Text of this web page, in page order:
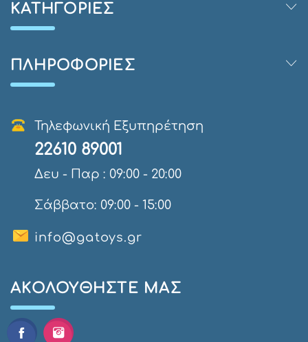
ΚΑΤΗΓΟΡΊΕΣ
ΠΛΗΡΟΦΟΡΊΕΣ
Τηλεφωνική Εξυπηρέτηση
22610 89001
Δευ - Παρ : 09:00 - 20:00
Σάββατο: 09:00 - 15:00
info@gatoys.gr
AΚΟΛΟΥΘΉΣΤΕ ΜΑΣ